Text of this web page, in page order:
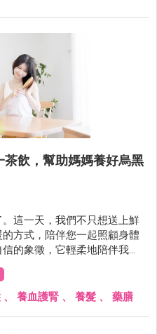
茶飲，幫助媽媽養好烏黑
這一天，我們不只想送上鮮
方式，陪伴您一起照顧身體
的象徵，它輕柔地陪伴我們
、 養血護腎 、 養髮 、 藥膳